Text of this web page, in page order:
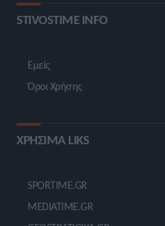
STIVOSTIME INFO
Εμείς
Όροι Χρήσης
ΧΡΗΣΙΜΑ LIKS
SPORTIME.GR
MEDIATIME.GR